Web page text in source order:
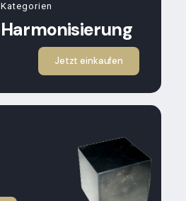
Jetzt einkaufen
Kategorien
`
Harmonisierung